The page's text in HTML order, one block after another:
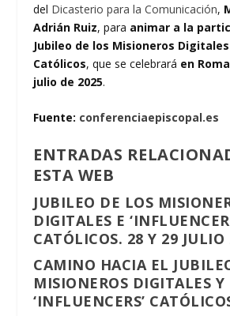
del Dicasterio para la Comunicación,
Adrián Ruiz, para animar a la
Jubileo de los Misioneros
Católicos, que se celebrará en
julio de 2025.
Fuente: conferenciaepiscopal.es
ENTRADAS
ESTA WEB
JUBILEO DE LOS
DIGITALES E
CATÓLICOS. 28 Y 29 JULIO
CAMINO HACIA EL
MISIONEROS DIGITALES Y
‘INFLUENCERS’